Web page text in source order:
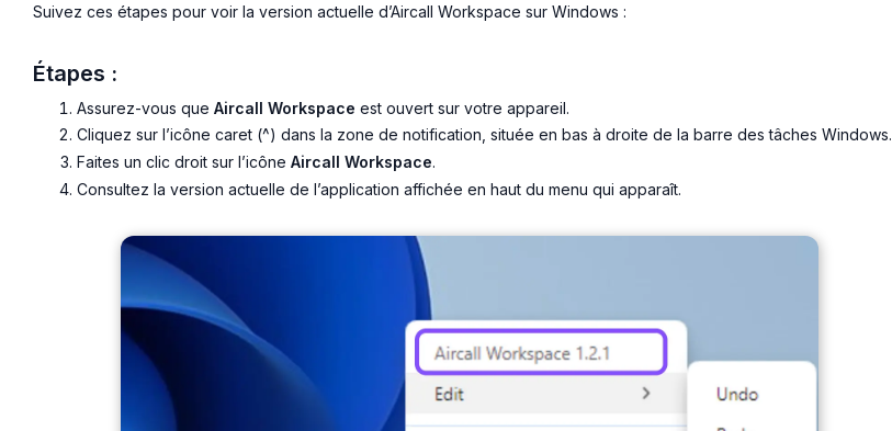
Suivez ces étapes pour voir la version actuelle d’Aircall Workspace sur Windows :
Étapes :
Assurez-vous que Aircall Workspace est ouvert sur votre appareil.
Cliquez sur l’icône caret (^) dans la zone de notification, située en bas à droite de la barre des tâches Windows.
Faites un clic droit sur l’icône Aircall Workspace.
Consultez la version actuelle de l’application affichée en haut du menu qui apparaît.